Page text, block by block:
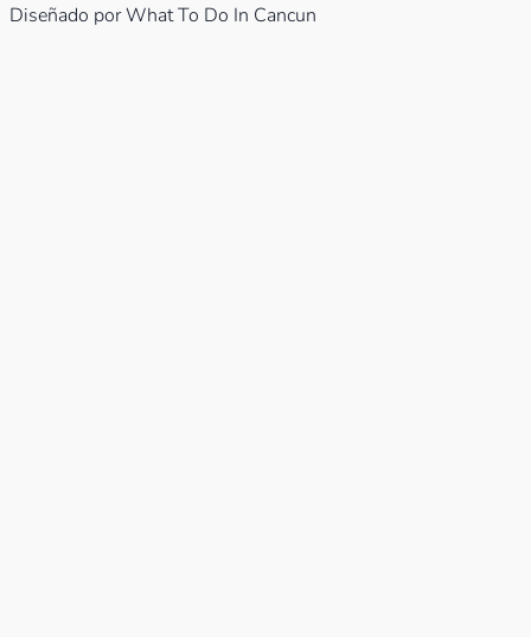
Diseñado por What To Do In Cancun